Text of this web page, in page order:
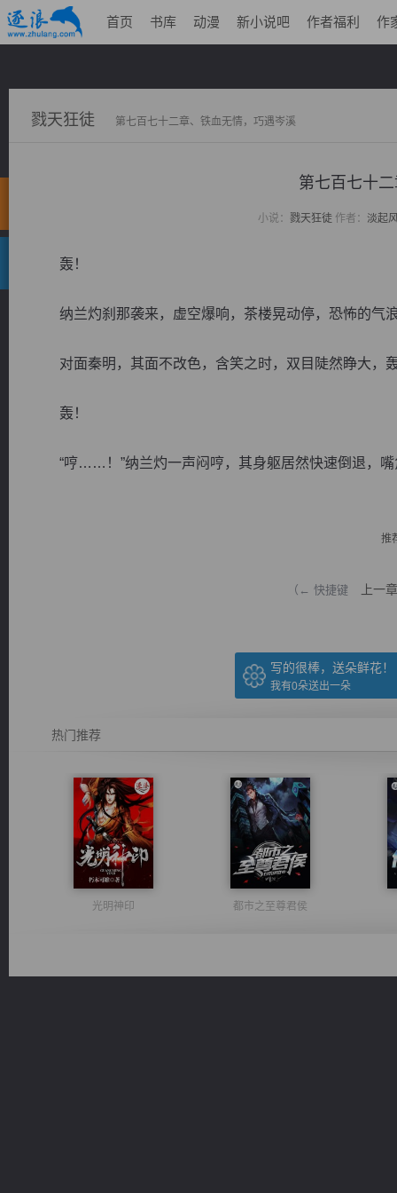
首页 书库 动漫 新小说吧 作者福利 作
戮天狂徒 第七百七十二章、铁血无情，巧遇岑溪
第七百七十
小说： 戮天狂徒作者： 淡起
轰！
纳兰灼刹那袭来，虚空爆响，茶楼晃动停，恐怖的气
对面秦明，其面不改色，含笑之时，双目陡然睁大，
轰！
“哼……！”纳兰灼一声闷哼，其身躯居然快速倒退，嘴
推
（← 快捷键 上一章
写的很棒，送朵鲜花！
我有0朵送出一朵
热门推荐
光明神印 都市之至尊君侯